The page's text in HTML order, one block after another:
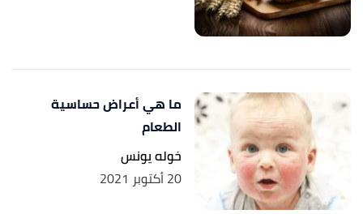
ما هي أعراض حساسية
الطعام
خوله يونس
20 أكتوبر 2021